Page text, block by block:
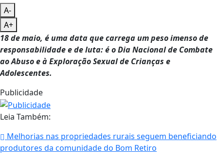
A-
A+
18 de maio, é uma data que carrega um peso imenso de
responsabilidade e de luta: é o Dia Nacional de Combate
ao Abuso e à Exploração Sexual de Crianças e
Adolescentes.
Publicidade
Leia Também:
Melhorias nas propriedades rurais seguem beneficiando
produtores da comunidade do Bom Retiro